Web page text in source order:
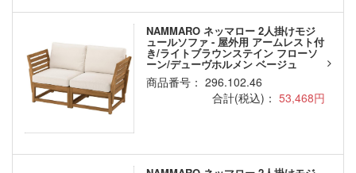
NAMMARO ネッマロー 2人掛けモジ
ュールソファ - 屋外用 アームレスト付
き/ライトブラウンステイン フローソ
ーン/デューヴホルメン ベージュ
商品番号： 296.102.46
合計(税込)： 53,468円